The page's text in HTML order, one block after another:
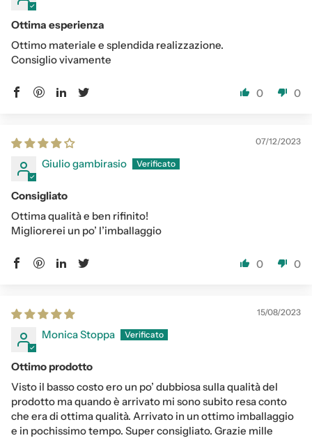
Ottima esperienza
Ottimo materiale e splendida realizzazione.
Consiglio vivamente
0 0
07/12/2023
Giulio gambirasio
Consigliato
Ottima qualità e ben rifinito!
Migliorerei un po’ l’imballaggio
0 0
15/08/2023
Monica Stoppa
Ottimo prodotto
Visto il basso costo ero un po’ dubbiosa sulla qualità del
prodotto ma quando è arrivato mi sono subito resa conto
che era di ottima qualità. Arrivato in un ottimo imballaggio
e in pochissimo tempo. Super consigliato. Grazie mille